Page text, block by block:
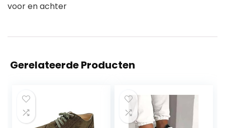
voor en achter
Gerelateerde Producten